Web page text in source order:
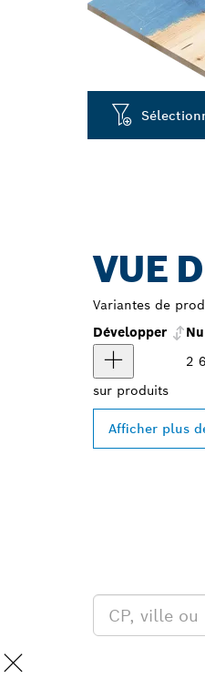
VUE
Variantes de
Développer
2
sur produits
Afficher plus